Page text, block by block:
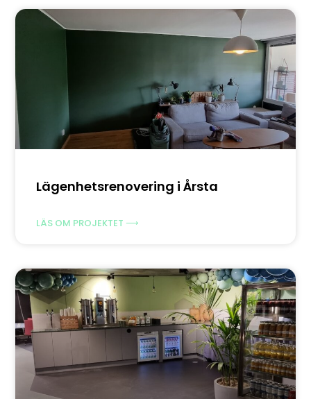
Lägenhetsrenovering i Årsta
LÄS OM PROJEKTET ⟶